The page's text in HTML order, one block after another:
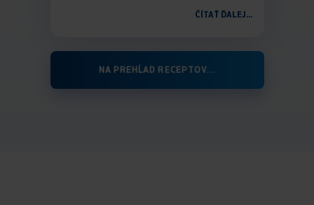
ČÍTAŤ ĎALEJ...
NA PREHĹAD RECEPTOV...